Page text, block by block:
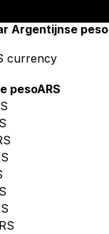
Argentijnse peso
currency
pesoARS